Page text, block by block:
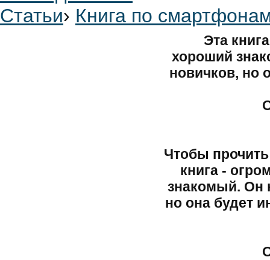
Статьи› Книга по
Эта
хороший
новичков, но
Чтобы
книга -
знакомый. Он
но она будет